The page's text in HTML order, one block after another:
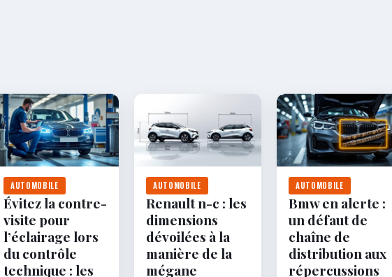
AUTOMOBILE
Évitez la contre-
visite pour
l’éclairage lors
du contrôle
technique : les
AUTOMOBILE
Renault n-c : les
dimensions
dévoilées à la
manière de la
mégane
AUTOMOBILE
Bmw en alerte :
un défaut de
chaîne de
distribution aux
répercussions